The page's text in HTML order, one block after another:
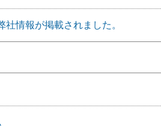
情報が掲載されました。